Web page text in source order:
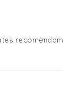
recomendam